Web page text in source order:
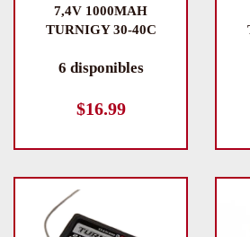
7,4V 1000MAH
TURNIGY 30-40C
6 disponibles
$16.99